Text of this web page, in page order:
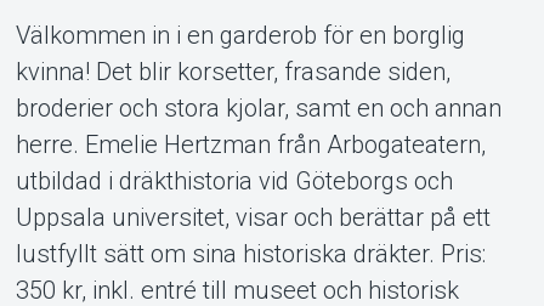
Om Tickster
Välkommen in i en garderob för en borglig
kvinna! Det blir korsetter, frasande siden,
broderier och stora kjolar, samt en och annan
herre. Emelie Hertzman från Arbogateatern,
utbildad i dräkthistoria vid Göteborgs och
Uppsala universitet, visar och berättar på ett
lustfyllt sätt om sina historiska dräkter. Pris:
350 kr, inkl. entré till museet och historisk